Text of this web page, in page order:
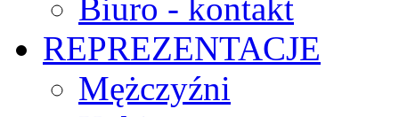
Biuro - kontakt
REPREZENTACJE
Mężczyźni